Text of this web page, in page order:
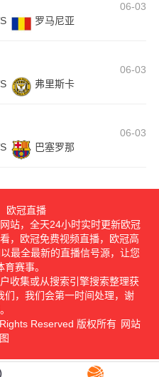
06-03
罗马尼亚
06-03
弗里斯卡
06-03
巴塞罗那
欧冠直播
站，全天24小时实时更新欧冠
，欧冠免费视频直播，欧冠高
最全最新的直播信号源，让您
赛事。
收集或从搜索引擎搜索整理获
们，我们会第一时间处理，谢
Reserved 版权所有 网站